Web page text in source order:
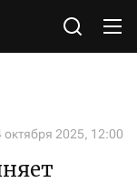
октября 2025, 12:00